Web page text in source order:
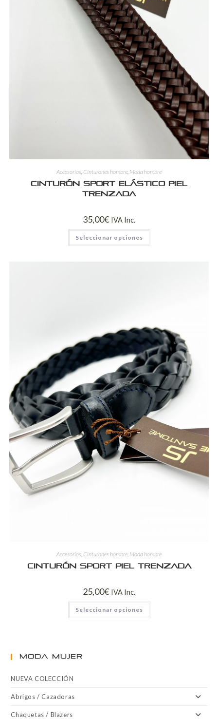
Accesorios Cinturones hombre Moda hombre
Cinturón sport elástico piel
trenzada
35,00€ IVA Inc.
Seleccionar opciones
Accesorios, Cinturones hombre, Moda hombre
Cinturón sport piel trenzada
25,00€ IVA Inc.
Seleccionar opciones
MODA MUJER
NUEVA COLECCIÓN
Abrigos / Cazadoras
Chaquetas / Blazers